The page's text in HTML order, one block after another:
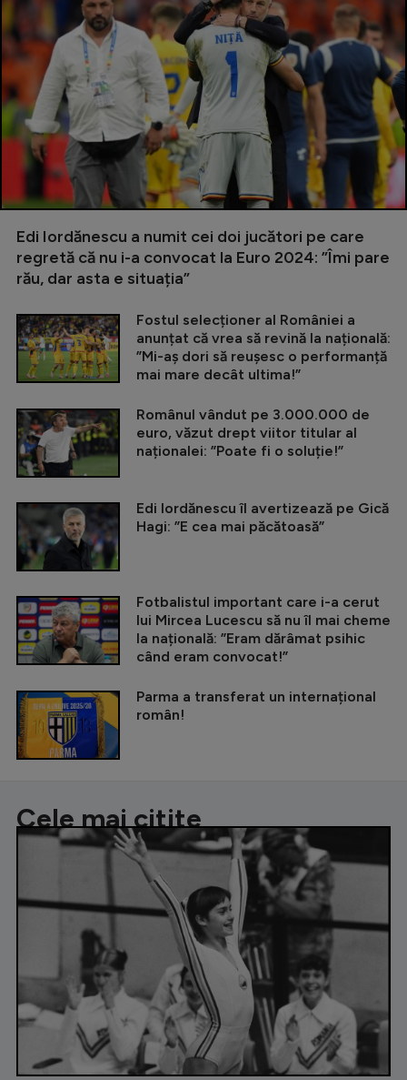
Edi Iordănescu a numit cei doi jucători pe care
regretă că nu i-a convocat la Euro 2024: ”Îmi pare
rău, dar asta e situația”
Fostul selecționer al României a
anunțat că vrea să revină la națională:
”Mi-aș dori să reușesc o performanță
mai mare decât ultima!”
Românul vândut pe 3.000.000 de
euro, văzut drept viitor titular al
naționalei: ”Poate fi o soluție!”
Edi Iordănescu îl avertizează pe Gică
Hagi: ”E cea mai păcătoasă”
Fotbalistul important care i-a cerut
lui Mircea Lucescu să nu îl mai cheme
la națională: ”Eram dărâmat psihic
când eram convocat!”
Parma a transferat un internațional
român!
Cele mai citite